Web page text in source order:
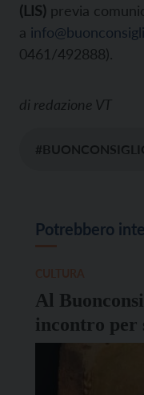
(LIS) previa
a
0461/492888).
di redazione VT
Potrebbero
Al
incontro per
Madonna